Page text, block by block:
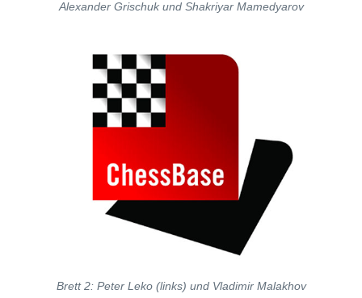
Alexander Grischuk und Shakriyar Mamedyarov
Brett 2: Peter Leko (links) und Vladimir Malakhov